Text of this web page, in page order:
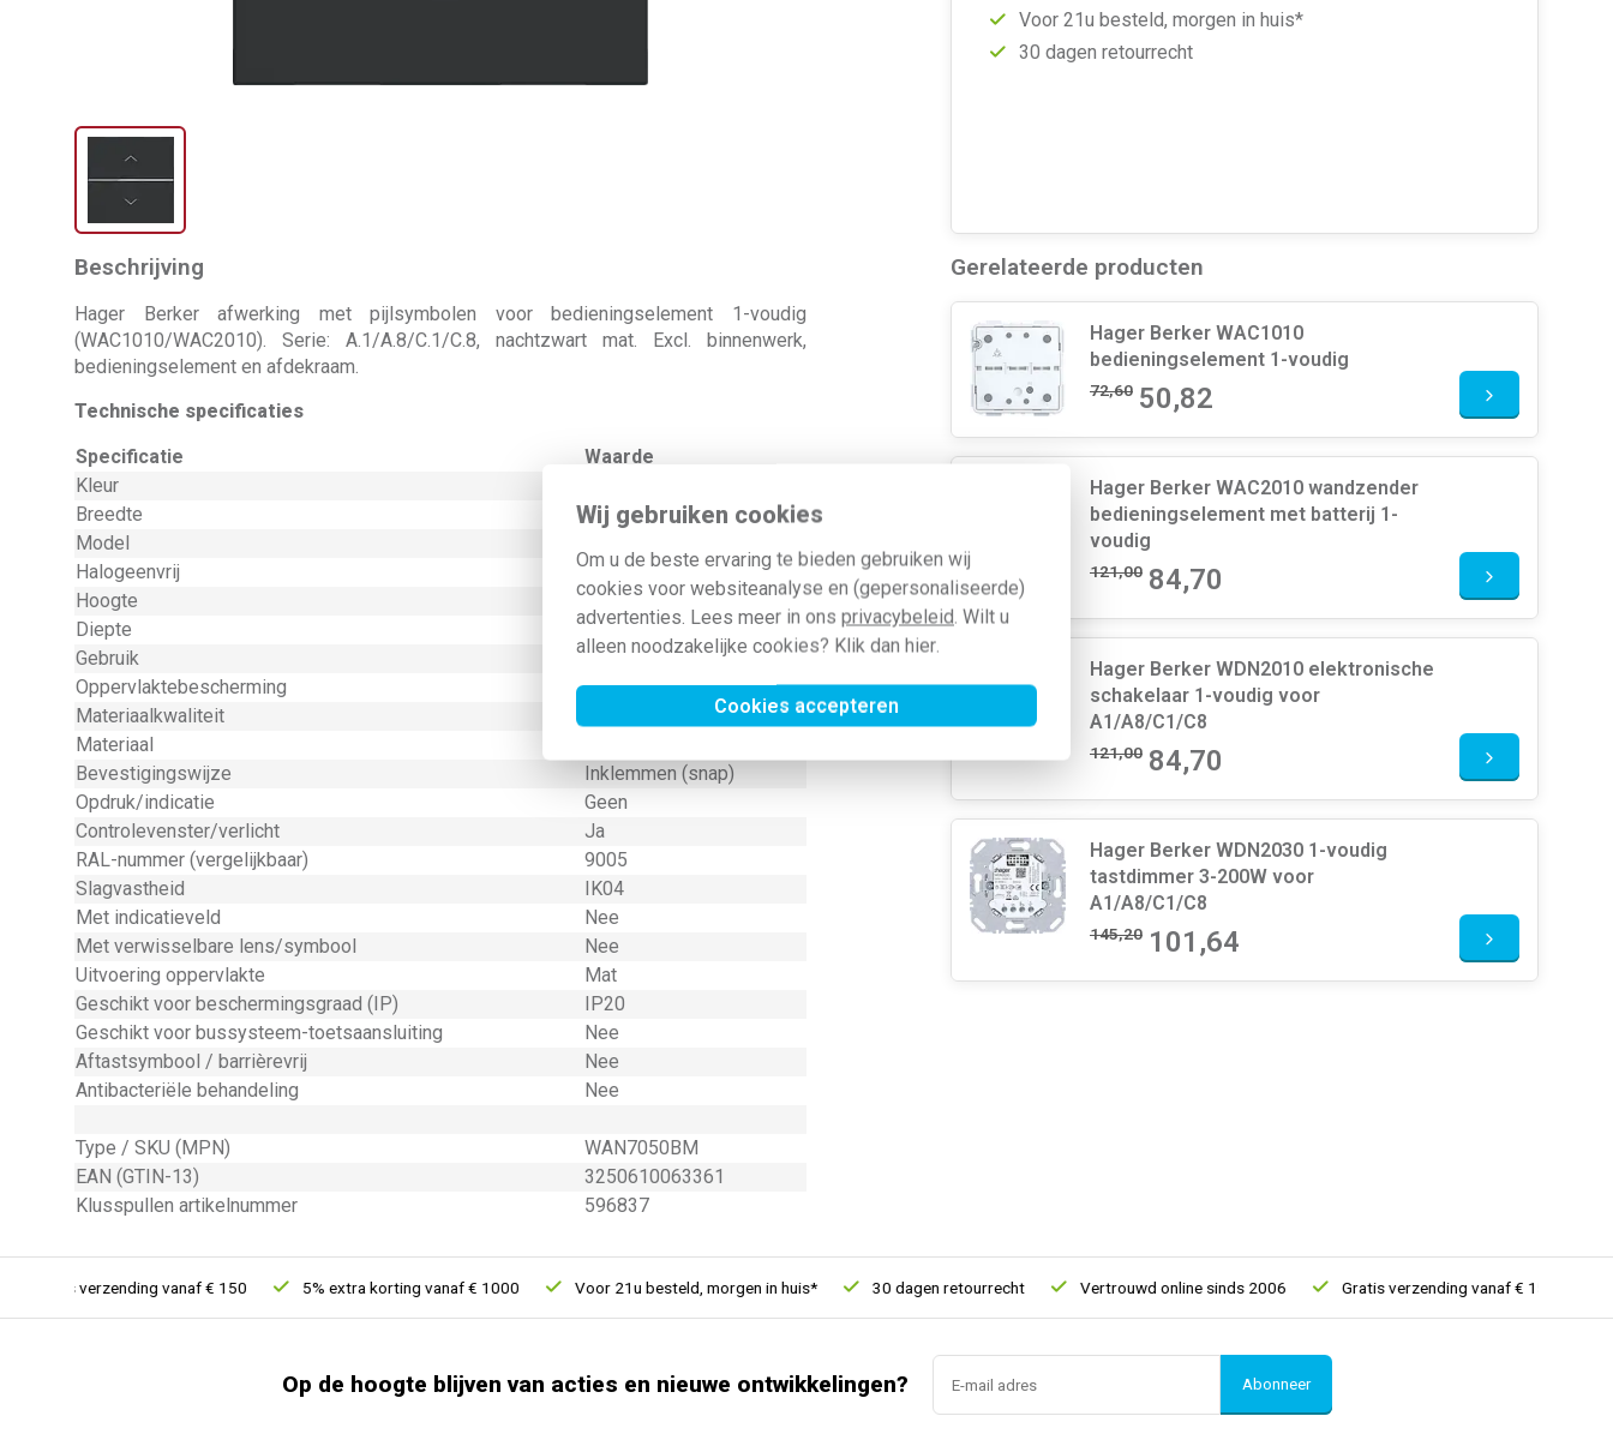
Wij gebruiken cookies
Om u de beste ervaring te bieden gebruiken wij
cookies voor websiteanalyse en (gepersonaliseerde)
advertenties. Lees meer in ons privacybeleid. Wilt u
alleen noodzakelijke cookies? Klik dan hier.
Cookies accepteren
Voor 21u besteld, morgen in huis*
30 dagen retourrecht
Beschrijving
Hager Berker afwerking met pijlsymbolen voor bedieningselement 1-voudig
(WAC1010/WAC2010). Serie: A.1/A.8/C.1/C.8, nachtzwart mat. Excl. binnenwerk,
bedieningselement en afdekraam.
Technische specificaties
Specificatie
Waarde
Kleur
Breedte
55 Millimeter (mm)
Model
Halogeenvrij
Ja
Hoogte
55 Millimeter (mm)
Diepte
8 Millimeter (mm)
Gebruik
Overig
Oppervlaktebescherming
Onbehandeld
Materiaalkwaliteit
Materiaal
Bevestigingswijze
Inklemmen (snap)
Opdruk/indicatie
Geen
Controlevenster/verlicht
Ja
RAL-nummer (vergelijkbaar)
9005
Slagvastheid
IK04
Met indicatieveld
Nee
Met verwisselbare lens/symbool
Nee
Uitvoering oppervlakte
Mat
Geschikt voor beschermingsgraad (IP)
IP20
Geschikt voor bussysteem-toetsaansluiting
Nee
Aftastsymbool / barrièrevrij
Nee
Antibacteriële behandeling
Nee
Type / SKU (MPN)
WAN7050BM
EAN (GTIN-13)
3250610063361
Klusspullen artikelnummer
596837
Gerelateerde producten
Hager Berker WAC1010
bedieningselement 1-voudig
72,60 50,82
Hager Berker WAC2010 wandzender
bedieningselement met batterij 1-
voudig
121,00 84,70
Hager Berker WDN2010 elektronische
schakelaar 1-voudig voor
A1/A8/C1/C8
121,00 84,70
Hager Berker WDN2030 1-voudig
tastdimmer 3-200W voor
A1/A8/C1/C8
145,20 101,64
Gratis verzending vanaf € 150 5% extra korting vanaf € 1000 Voor 21u besteld, morgen in huis* 30 dagen retourrecht Vertrouwd online sinds 2006 Gratis verzending vanaf € 150
Op de hoogte blijven van acties en nieuwe ontwikkelingen? Abonneer